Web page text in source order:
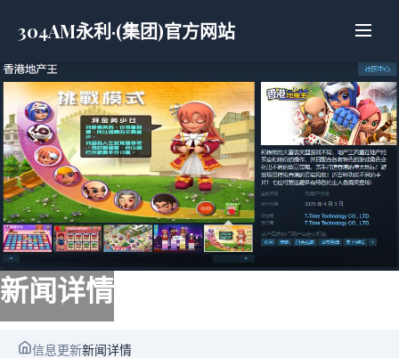
304AM永利·(集团)官方网站
新闻详情
信息更新新闻详情